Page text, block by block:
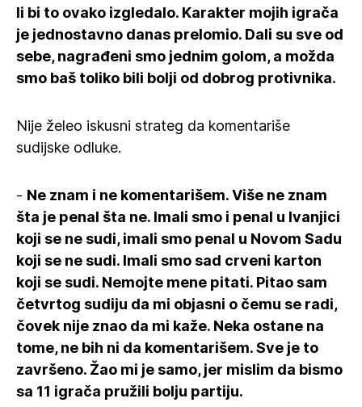
li bi to ovako izgledalo. Karakter mojih igrača
je jednostavno danas prelomio. Dali su sve od
sebe, nagrađeni smo jednim golom, a možda
smo baš toliko bili bolji od dobrog protivnika.
Nije želeo iskusni strateg da komentariše
sudijske odluke.
- Ne znam i ne komentarišem. Više ne znam
šta je penal šta ne. Imali smo i penal u Ivanjici
koji se ne sudi, imali smo penal u Novom Sadu
koji se ne sudi. Imali smo sad crveni karton
koji se sudi. Nemojte mene pitati. Pitao sam
četvrtog sudiju da mi objasni o čemu se radi,
čovek nije znao da mi kaže. Neka ostane na
tome, ne bih ni da komentarišem. Sve je to
završeno. Žao mi je samo, jer mislim da bismo
sa 11 igrača pružili bolju partiju.